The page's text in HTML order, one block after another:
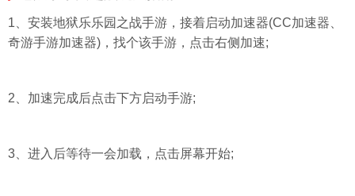
1、安装地狱乐乐园之战手游，接着启动加速器(CC加速器、
奇游手游加速器)，找个该手游，点击右侧加速;
2、加速完成后点击下方启动手游;
3、进入后等待一会加载，点击屏幕开始;